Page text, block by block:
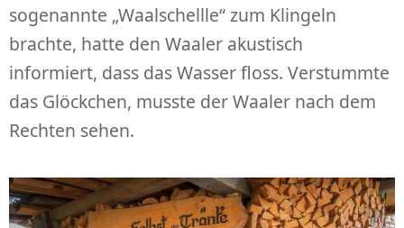
sogenannte „Waalschellle“ zum Klingeln
brachte, hatte den Waaler akustisch
informiert, dass das Wasser floss. Verstummte
das Glöckchen, musste der Waaler nach dem
Rechten sehen.